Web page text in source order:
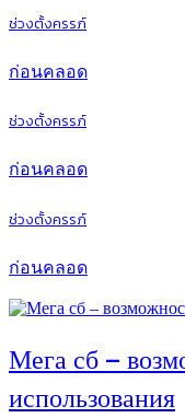
ช่วงตั้งครรภ์
ก่อนคลอด
ช่วงตั้งครรภ์
ก่อนคลอด
ช่วงตั้งครรภ์
ก่อนคลอด
Мега сб –
использования